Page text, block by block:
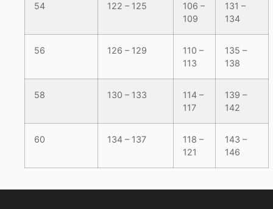
54 122 – 125
106 –
109
131 –
134
56 126 – 129
110 –
113
135 –
138
58 130 – 133
114 –
117
139 –
142
60 134 – 137
118 –
121
143 –
146